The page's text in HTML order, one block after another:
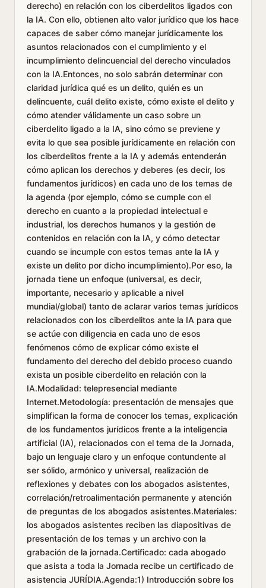
derecho) en relación con los ciberdelitos ligados con
la IA. Con ello, obtienen alto valor jurídico que los hace
capaces de saber cómo manejar jurídicamente los
asuntos relacionados con el cumplimiento y el
incumplimiento delincuencial del derecho vinculados
con la IA.Entonces, no solo sabrán determinar con
claridad jurídica qué es un delito, quién es un
delincuente, cuál delito existe, cómo existe el delito y
cómo atender válidamente un caso sobre un
ciberdelito ligado a la IA, sino cómo se previene y
evita lo que sea posible jurídicamente en relación con
los ciberdelitos frente a la IA y además entenderán
cómo aplican los derechos y deberes (es decir, los
fundamentos jurídicos) en cada uno de los temas de
la agenda (por ejemplo, cómo se cumple con el
derecho en cuanto a la propiedad intelectual e
industrial, los derechos humanos y la gestión de
contenidos en relación con la IA, y cómo detectar
cuando se incumple con estos temas ante la IA y
existe un delito por dicho incumplimiento).Por eso, la
jornada tiene un enfoque (universal, es decir,
importante, necesario y aplicable a nivel
mundial/global) tanto de aclarar varios temas jurídicos
relacionados con los ciberdelitos ante la IA para que
se actúe con diligencia en cada uno de esos
fenómenos cómo de explicar cómo existe el
fundamento del derecho del debido proceso cuando
exista un posible ciberdelito en relación con la
IA.Modalidad: telepresencial mediante
Internet.Metodología: presentación de mensajes que
simplifican la forma de conocer los temas, explicación
de los fundamentos jurídicos frente a la inteligencia
artificial (IA), relacionados con el tema de la Jornada,
bajo un lenguaje claro y un enfoque contundente al
ser sólido, armónico y universal, realización de
reflexiones y debates con los abogados asistentes,
correlación/retroalimentación permanente y atención
de preguntas de los abogados asistentes.Materiales:
los abogados asistentes reciben las diapositivas de
presentación de los temas y un archivo con la
grabación de la jornada.Certificado: cada abogado
que asista a toda la Jornada recibe un certificado de
asistencia JURÍDIA.Agenda:1) Introducción sobre los